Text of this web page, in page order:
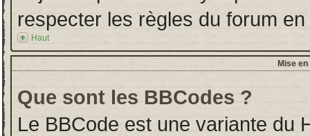
respecter les règles du forum
Haut
Mise
Que sont les BBCodes ?
Le BBCode est une variante du